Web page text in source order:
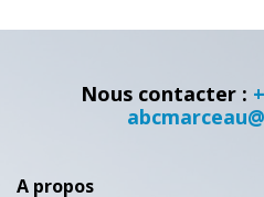
Nous contacter :
A propos